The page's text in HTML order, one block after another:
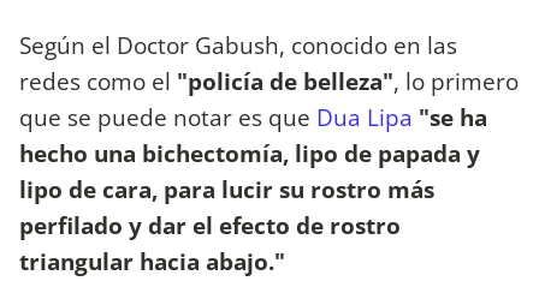
Según el Doctor Gabush, conocido en las
redes como el "policía de belleza", lo primero
que se puede notar es que Dua Lipa "se ha
hecho una bichectomía, lipo de papada y
lipo de cara, para lucir su rostro más
perfilado y dar el efecto de rostro
triangular hacia abajo."